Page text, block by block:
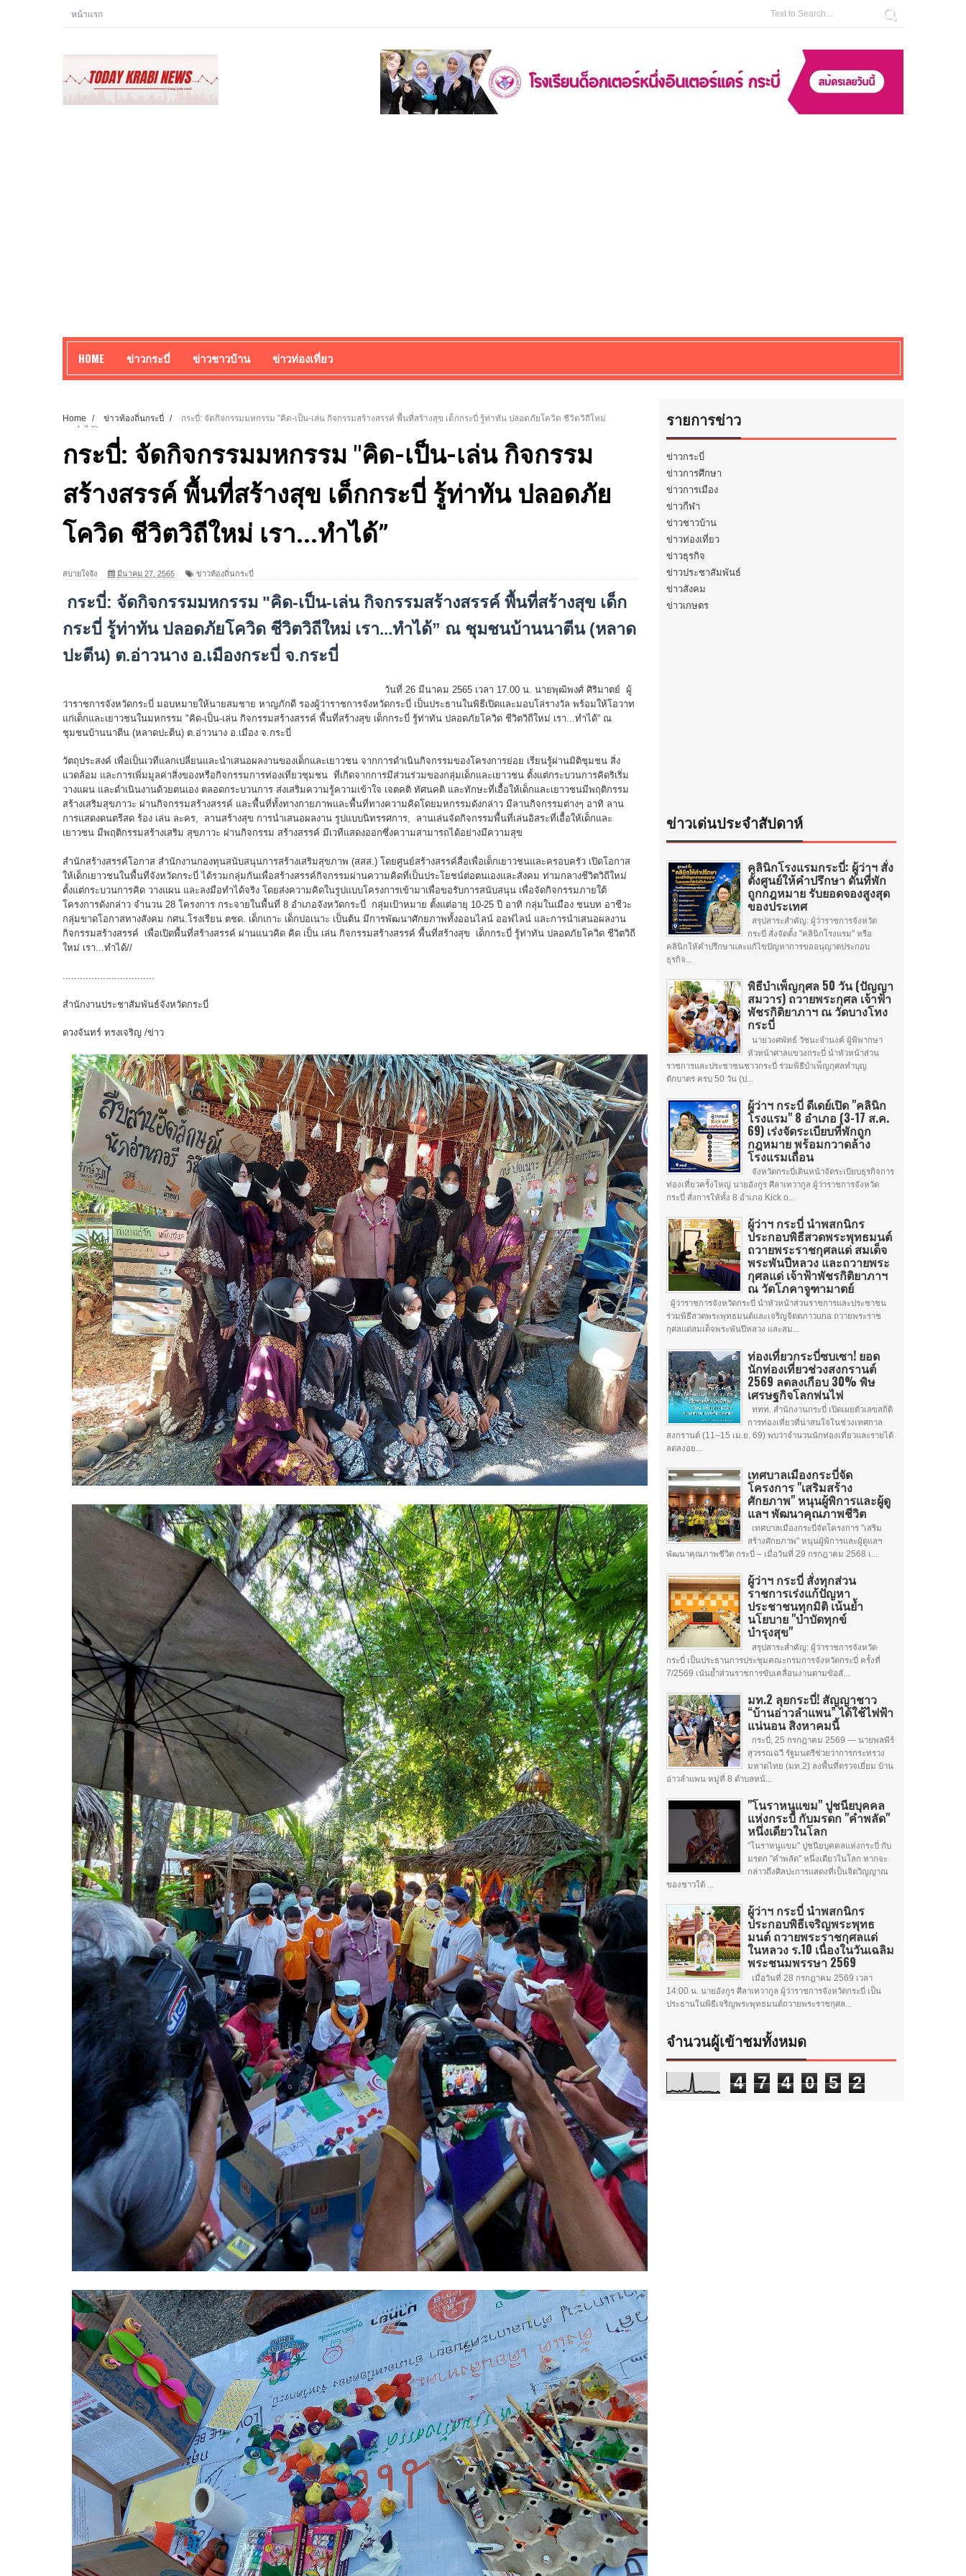
หน้าแรก
HOME ข่าวกระบี่ ข่าวชาวบ้าน ข่าวท่องเที่ยว
Home / ข่าวท้องถิ่นกระบี่ /
กระบี่: จัดกิจกรรมมหกรรม "คิด-เป็น-เล่น กิจกรรมสร้างสรรค์ พื้นที่สร้างสุข เด็กกระบี่ รู้ท่าทัน ปลอดภัยโควิด ชีวิตวิถีใหม่
เรา...ทำได้”
กระบี่: จัดกิจกรรมมหกรรม "คิด-เป็น-เล่น กิจกรรม
สร้างสรรค์ พื้นที่สร้างสุข เด็กกระบี่ รู้ท่าทัน ปลอดภัย
โควิด ชีวิตวิถีใหม่ เรา...ทำได้”
สบายใจจัง มีนาคม 27, 2565 ข่าวท้องถิ่นกระบี่
กระบี่: จัดกิจกรรมมหกรรม "คิด-เป็น-เล่น กิจกรรมสร้างสรรค์ พื้นที่สร้างสุข เด็ก
กระบี่ รู้ท่าทัน ปลอดภัยโควิด ชีวิตวิถีใหม่ เรา...ทำได้” ณ ชุมชนบ้านนาตีน (หลาด
ปะตีน) ต.อ่าวนาง อ.เมืองกระบี่ จ.กระบี่
วันที่ 26 มีนาคม 2565 เวลา 17.00 น. นายพุฒิพงศ์ ศิริมาตย์ ผู้
ว่าราชการจังหวัดกระบี่ มอบหมายให้นายสมชาย หาญภักดี รองผู้ว่าราชการจังหวัดกระบี่ เป็นประธานในพิธีเปิดและมอบโล่รางวัล พร้อมให้โอวาท
แก่เด็กและเยาวชนในมหกรรม "คิด-เป็น-เล่น กิจกรรมสร้างสรรค์ พื้นที่สร้างสุข เด็กกระบี่ รู้ท่าทัน ปลอดภัยโควิด ชีวิตวิถีใหม่ เรา...ทำได้” ณ
ชุมชนบ้านนาตีน (หลาดปะตีน) ต.อ่าวนาง อ.เมือง จ.กระบี่
วัตถุประสงค์ เพื่อเป็นเวทีแลกเปลี่ยนและนำเสนอผลงานของเด็กและเยาวชน จากการดำเนินกิจกรรมของโครงการย่อย เรียนรู้ผ่านมิติชุมชน สิ่ง
แวดล้อม และการเพิ่มมูลค่าสิ่งของหรือกิจกรรมการท่องเที่ยวชุมชน ที่เกิดจากการมีส่วนร่วมของกลุ่มเด็กและเยาวชน ตั้งแต่กระบวนการคิดริเริ่ม
วางแผน และดำเนินงานด้วยตนเอง ตลอดกระบวนการ ส่งเสริมความรู้ความเข้าใจ เจตคติ ทัศนคติ และทักษะที่เอื้อให้เด็กและเยาวชนมีพฤติกรรม
สร้างเสริมสุขภาวะ ผ่านกิจกรรมสร้างสรรค์ และพื้นที่ทั้งทางกายภาพและพื้นที่ทางความคิดโดยมหกรรมดังกล่าว มีลานกิจกรรมต่างๆ อาทิ ลาน
การแสดงดนตรีสด ร้อง เล่น ละคร, ลานสร้างสุข การนำเสนอผลงาน รูปแบบนิทรรศการ, ลานเล่นจัดกิจกรรมพื้นที่เล่นอิสระที่เอื้อให้เด็กและ
เยาวชน มีพฤติกรรมสร้างเสริม สุขภาวะ ผ่านกิจกรรม สร้างสรรค์ มีเวทีแสดงออกซึ่งความสามารถได้อย่างมีความสุข
สำนักสร้างสรรค์โอกาส สำนักงานกองทุนสนับสนุนการสร้างเสริมสุขภาพ (สสส.) โดยศูนย์สร้างสรรค์สื่อเพื่อเด็กเยาวชนและครอบครัว เปิดโอกาส
ให้เด็กเยาวชนในพื้นที่จังหวัดกระบี่ ได้รวมกลุ่มกันเพื่อสร้างสรรค์กิจกรรมผ่านความคิดที่เป็นประโยชน์ต่อตนเองและสังคม ท่ามกลางชีวิตวิถีใหม่
ตั้งแต่กระบวนการคิด วางแผน และลงมือทำได้จริง โดยส่งความคิดในรูปแบบโครงการเข้ามาเพื่อขอรับการสนับสนุน เพื่อจัดกิจกรรมภายใต้
โครงการดังกล่าว จำนวน 28 โครงการ กระจายในพื้นที่ 8 อำเภอจังหวัดกระบี่ กลุ่มเป้าหมาย ตั้งแต่อายุ 10-25 ปี อาทิ กลุ่มในเมือง ชนบท อาชีวะ
กลุ่มขาดโอกาสทางสังคม กศน.โรงเรียน ตชด. เด็กเกาะ เด็กปอเนาะ เป็นต้น มีการพัฒนาศักยภาพทั้งออนไลน์ ออฟไลน์ และการนำเสนอผลงาน
กิจกรรมสร้างสรรค์ เพื่อเปิดพื้นที่สร้างสรรค์ ผ่านแนวคิด คิด เป็น เล่น กิจกรรมสร้างสรรค์ พื้นที่สร้างสุข เด็กกระบี่ รู้ท่าทัน ปลอดภัยโควิด ชีวิตวิถี
ใหม่ เรา...ทำได้//
................................
สำนักงานประชาสัมพันธ์จังหวัดกระบี่
ดวงจันทร์ ทรงเจริญ /ข่าว
รายการข่าว
ข่าวกระบี่
ข่าวการศึกษา
ข่าวการเมือง
ข่าวกีฬา
ข่าวชาวบ้าน
ข่าวท่องเที่ยว
ข่าวธุรกิจ
ข่าวประชาสัมพันธ์
ข่าวสังคม
ข่าวเกษตร
ข่าวเด่นประจำสัปดาห์
คลินิกโรงแรมกระบี่: ผู้ว่าฯ สั่ง
ตั้งศูนย์ให้คำปรึกษา ดันที่พัก
ถูกกฎหมาย รับยอดจองสูงสุด
ของประเทศ
สรุปสาระสำคัญ: ผู้ว่าราชการจังหวัด
กระบี่ สั่งจัดตั้ง "คลินิกโรงแรม" หรือ
คลินิกให้คำปรึกษาและแก้ไขปัญหาการขออนุญาตประกอบ
ธุรกิจ...
พิธีบำเพ็ญกุศล 50 วัน (ปัญญา
สมวาร) ถวายพระกุศล เจ้าฟ้า
พัชรกิติยาภาฯ ณ วัดบางโทง
กระบี่
นายวงศพัทธ์ วัชนะจำนงค์ ผู้พิพากษา
หัวหน้าศาลแขวงกระบี่ นำหัวหน้าส่วน
ราชการและประชาชนชาวกระบี่ ร่วมพิธีบำเพ็ญกุศลทำบุญ
ตักบาตร ครบ 50 วัน (ป...
ผู้ว่าฯ กระบี่ ดีเดย์เปิด "คลินิก
โรงแรม" 8 อำเภอ (3-17 ส.ค.
69) เร่งจัดระเบียบที่พักถูก
กฎหมาย พร้อมกวาดล้าง
โรงแรมเถื่อน
จังหวัดกระบี่เดินหน้าจัดระเบียบธุรกิจการ
ท่องเที่ยวครั้งใหญ่ นายอังกูร ศีลาเทวากูล ผู้ว่าราชการจังหวัด
กระบี่ สั่งการให้ทั้ง 8 อำเภอ Kick o...
ผู้ว่าฯ กระบี่ นำพสกนิกร
ประกอบพิธีสวดพระพุทธมนต์
ถวายพระราชกุศลแด่ สมเด็จ
พระพันปีหลวง และถวายพระ
กุศลแด่ เจ้าฟ้าพัชรกิติยาภาฯ
ณ วัดโภคาจูฑามาตย์
ผู้ว่าราชการจังหวัดกระบี่ นำหัวหน้าส่วนราชการและประชาชน
ร่วมพิธีสวดพระพุทธมนต์และเจริญจิตตภาวuna ถวายพระราช
กุศลแด่สมเด็จพระพันปีหลวง และสม...
ท่องเที่ยวกระบี่ซบเซา! ยอด
นักท่องเที่ยวช่วงสงกรานต์
2569 ลดลงเกือบ 30% พิษ
เศรษฐกิจโลกพ่นไฟ
ททท. สำนักงานกระบี่ เปิดเผยตัวเลขสถิติ
การท่องเที่ยวที่น่าสนใจในช่วงเทศกาล
สงกรานต์ (11–15 เม.ย. 69) พบว่าจำนวนนักท่องเที่ยวและรายได้
ลดลงอย...
เทศบาลเมืองกระบี่จัด
โครงการ "เสริมสร้าง
ศักยภาพ" หนุนผู้พิการและผู้ดู
แลฯ พัฒนาคุณภาพชีวิต
เทศบาลเมืองกระบี่จัดโครงการ "เสริม
สร้างศักยภาพ" หนุนผู้พิการและผู้ดูแลฯ
พัฒนาคุณภาพชีวิต กระบี่ – เมื่อวันที่ 29 กรกฎาคม 2568 เ...
ผู้ว่าฯ กระบี่ สั่งทุกส่วน
ราชการเร่งแก้ปัญหา
ประชาชนทุกมิติ เน้นย้ำ
นโยบาย "บำบัดทุกข์
บำรุงสุข"
สรุปสาระสำคัญ: ผู้ว่าราชการจังหวัด
กระบี่ เป็นประธานการประชุมคณะกรมการจังหวัดกระบี่ ครั้งที่
7/2569 เน้นย้ำส่วนราชการขับเคลื่อนงานตามข้อสั...
มท.2 ลุยกระบี่! สัญญาชาว
“บ้านอ่าวลำแพน” ได้ใช้ไฟฟ้า
แน่นอน สิงหาคมนี้
กระบี่, 25 กรกฎาคม 2569 — นายพลพีร์
สุวรรณฉวี รัฐมนตรีช่วยว่าการกระทรวง
มหาดไทย (มท.2) ลงพื้นที่ตรวจเยี่ยม บ้าน
อ่าวลำแพน หมู่ที่ 8 ตำบลหน้...
"โนราหนูแขม" ปูชนียบุคคล
แห่งกระบี่ กับมรดก "คำพลัด"
หนึ่งเดียวในโลก
"โนราหนูแขม" ปูชนียบุคคลแห่งกระบี่ กับ
มรดก "คำพลัด" หนึ่งเดียวในโลก หากจะ
กล่าวถึงศิลปะการแสดงที่เป็นจิตวิญญาณ
ของชาวใต้ ...
ผู้ว่าฯ กระบี่ นำพสกนิกร
ประกอบพิธีเจริญพระพุทธ
มนต์ ถวายพระราชกุศลแด่
ในหลวง ร.10 เนื่องในวันเฉลิม
พระชนมพรรษา 2569
เมื่อวันที่ 28 กรกฎาคม 2569 เวลา
14:00 น. นายอังกูร ศีลาเทวากูล ผู้ว่าราชการจังหวัดกระบี่ เป็น
ประธานในพิธีเจริญพระพุทธมนต์ถวายพระราชกุศล...
จำนวนผู้เข้าชมทั้งหมด
4 7 4 0 5 2